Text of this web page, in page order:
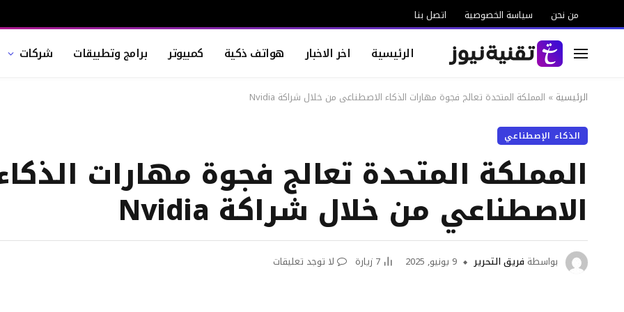
من نحن سياسة الخصوصية اتصل بنا
الرئيسية اخر الاخبار هواتف ذكية كمبيوتر برامج وتطبيقات شركات
الرئيسية » المملكة المتحدة تعالج فجوة مهارات الذكاء الاصطناعي من خلال شراكة Nvidia
الذكاء الإصطناعي
المملكة المتحدة تعالج فجوة مهارات
الاصطناعي من خلال شراكة Nvidia
بواسطة فريق التحرير 9 يونيو, 2025 7 زيارة لا توجد تعليقات